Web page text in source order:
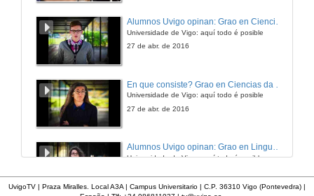
Alumnos Uvigo opinan: Grao en Ciencias da Linguaxe e Estudos Literarios
Universidade de Vigo: aquí todo é posible
27 de abr. de 2016
Universidade de Vigo: aquí todo é posible
27 de abr. de 2016
Alumnos Uvigo opinan: Grao en Linguas Estranxeiras
Universidade de Vigo: aquí todo é posible
UvigoTV | Praza Miralles. Local A3A | Campus Universitario | C.P. 36310 Vigo (Pontevedra) |